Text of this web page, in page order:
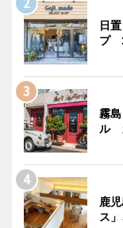
日
プ
霧
ル
鹿
ス